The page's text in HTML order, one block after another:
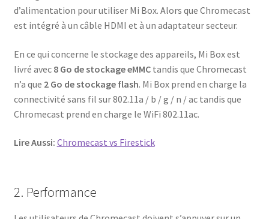
d’alimentation pour utiliser Mi Box. Alors que Chromecast
est intégré à un câble HDMI et à un adaptateur secteur.
En ce qui concerne le stockage des appareils, Mi Box est
livré avec 8 Go de stockage eMMCtandis que Chromecast
n’a que 2 Go de stockage flash. Mi Box prend en charge la
connectivité sans fil sur 802.11a / b / g / n / ac tandis que
Chromecast prend en charge le WiFi 802.11ac.
Lire Aussi: Chromecast vs Firestick
2. Performance